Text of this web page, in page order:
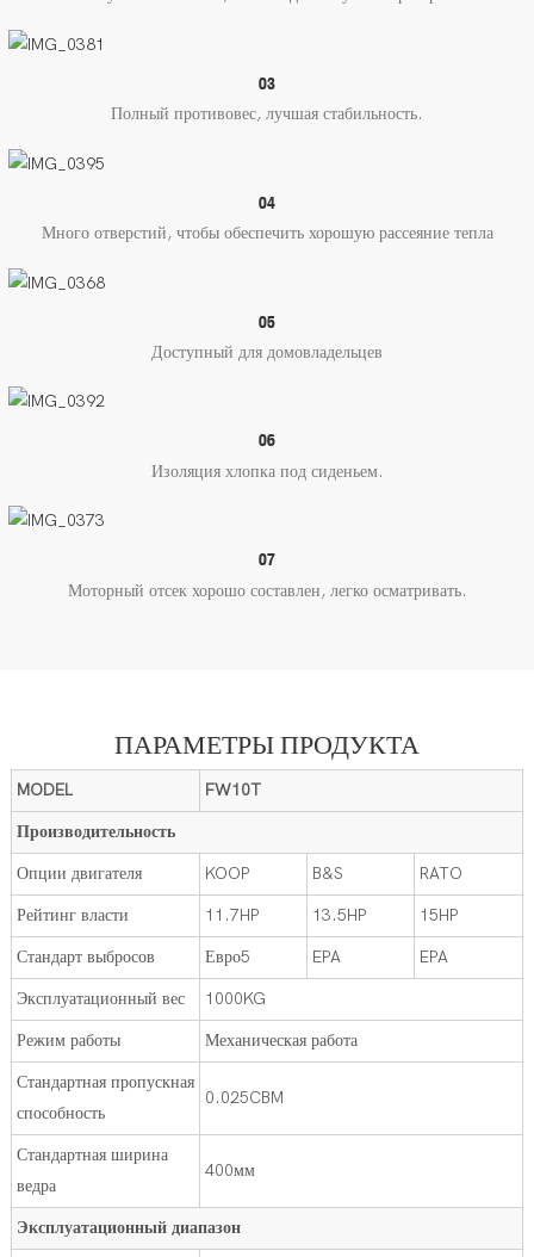
03
Полный противовес, лучшая стабильность.
04
Много отверстий, чтобы обеспечить хорошую рассеяние тепла
05
Доступный для домовладельцев
06
Изоляция хлопка под сиденьем.
07
Моторный отсек хорошо составлен, легко осматривать.
ПАРАМЕТРЫ ПРОДУКТА
MODEL FW10T
Производительность
Опции двигателя KOOP B&S RATO
Рейтинг власти 11.7HP 13.5HP 15HP
Стандарт выбросов Евро5 EPA EPA
Эксплуатационный вес 1000KG
Режим работы Механическая работа
Стандартная пропускная
способность
0.025CBM
Стандартная ширина
ведра
400мм
Эксплуатационный диапазон